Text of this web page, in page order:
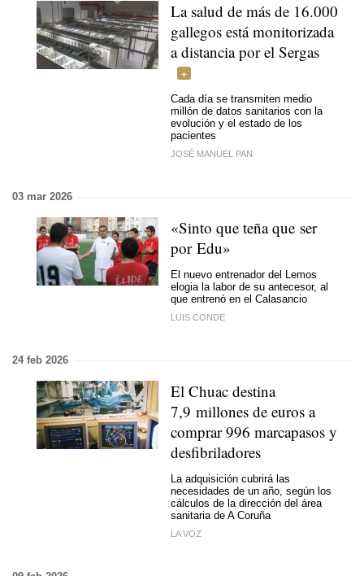
La salud de más de 16.000
gallegos está monitorizada
a distancia por el Sergas
Cada día se transmiten medio
millón de datos sanitarios con la
evolución y el estado de los
pacientes
JOSÉ MANUEL PAN
03 mar 2026
«Sinto que teña que ser
por Edu»
El nuevo entrenador del Lemos
elogia la labor de su antecesor, al
que entrenó en el Calasancio
LUIS CONDE
24 feb 2026
El Chuac destina
7,9 millones de euros a
comprar 996 marcapasos y
desfibriladores
La adquisición cubrirá las
necesidades de un año, según los
cálculos de la dirección del área
sanitaria de A Coruña
LA VOZ